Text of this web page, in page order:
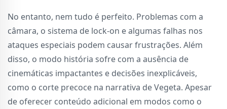
No entanto, nem tudo é perfeito. Problemas com a
câmara, o sistema de lock-on e algumas falhas nos
ataques especiais podem causar frustrações. Além
disso, o modo história sofre com a ausência de
cinemáticas impactantes e decisões inexplicáveis,
como o corte precoce na narrativa de Vegeta. Apesar
de oferecer conteúdo adicional em modos como o